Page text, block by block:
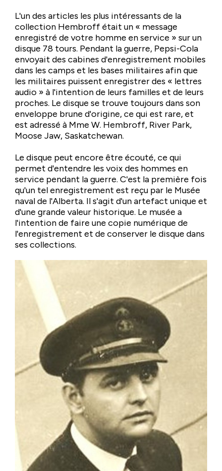
L'un des articles les plus intéressants de la
collection Hembroff était un « message
enregistré de votre homme en service » sur un
disque 78 tours. Pendant la guerre, Pepsi-Cola
envoyait des cabines d'enregistrement mobiles
dans les camps et les bases militaires afin que
les militaires puissent enregistrer des « lettres
audio » à l'intention de leurs familles et de leurs
proches. Le disque se trouve toujours dans son
enveloppe brune d'origine, ce qui est rare, et
est adressé à Mme W. Hembroff, River Park,
Moose Jaw, Saskatchewan.
Le disque peut encore être écouté, ce qui
permet d'entendre les voix des hommes en
service pendant la guerre. C'est la première fois
qu'un tel enregistrement est reçu par le Musée
naval de l'Alberta. Il s'agit d'un artefact unique et
d'une grande valeur historique. Le musée a
l'intention de faire une copie numérique de
l'enregistrement et de conserver le disque dans
ses collections.